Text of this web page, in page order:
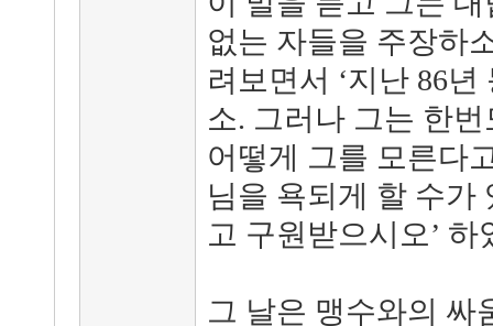
없는 자들을 주장하
려보면서 ‘지난 86
소. 그러나 그는 한
어떻게 그를 모른다
님을 욕되게 할 수가
고 구원받으시오’ 하
그 날은 맹수와의 싸